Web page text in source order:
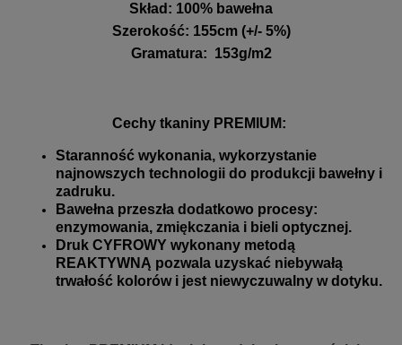
Skład: 100% bawełna
Szerokość: 155cm (+/- 5%)
Gramatura: 153g/m2
Cechy tkaniny PREMIUM:
Staranność wykonania, wykorzystanie
najnowszych technologii do produkcji bawełny i
zadruku.
Bawełna przeszła dodatkowo procesy:
enzymowania, zmiękczania i bieli optycznej.
Druk CYFROWY wykonany metodą
REAKTYWNĄ pozwala uzyskać niebywałą
trwałość kolorów i jest niewyczuwalny w dotyku.